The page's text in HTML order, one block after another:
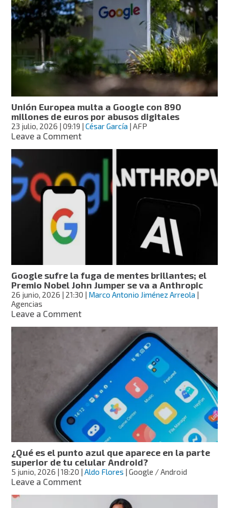
nueva
forma
de
iniciar
sesión:
así
video
selfie
para
recuperar
tu
Unión Europea multa a Google con 890
millones de euros por abusos digitales
23 julio, 2026 | 09:19 |César García | AFP
Leave a Commenton
Europea
a
Google
con
890
millones
digitales
Google sufre la fuga de mentes brillantes; el
Premio Nobel John Jumper se va a Anthropic
26 junio, 2026 | 21:30 | Marco Antonio Jiménez Arreola |
Agencias
Leave a Commenton
sufre
fuga
de
mentes
brillantes;
el
Premio
Nobel
John
Jumper
se
va
a
Anthropic
¿Qué es el punto azul que aparece en la parte
superior de tu celular Android?
5 junio, 2026 | 18:20 |Aldo Flores | Google / Android
Leave a Commenton